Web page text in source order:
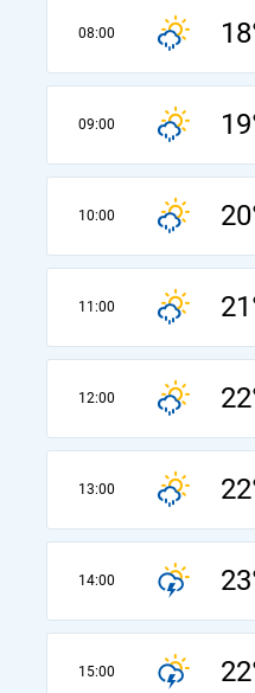
08:00
09:00
10:00
11:00
12:00
13:00
14:00
15:00